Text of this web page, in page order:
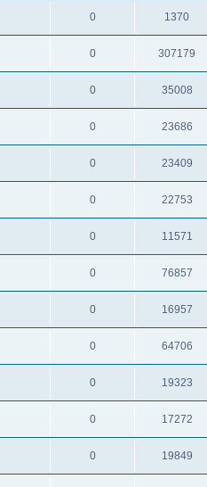
0 1370
0 307179
0 35008
0 23686
0 23409
0 22753
0 11571
0 76857
0 16957
0 64706
0 19323
0 17272
0 19849